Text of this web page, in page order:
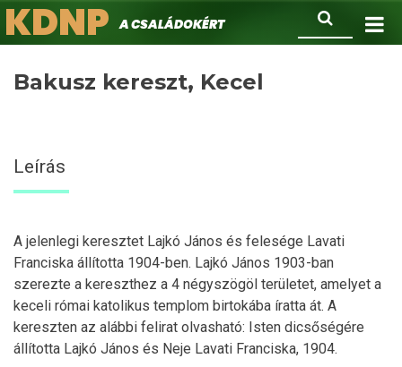
Ugrás
a
Keresés
KDNPA családokért.
Bakusz kereszt, Kecel
Leírás
A jelenlegi keresztet Lajkó János és felesége Lavati
Franciska állította 1904-ben. Lajkó János 1903-ban
szerezte a kereszthez a 4 négyszögöl területet, amelyet a
keceli római katolikus templom birtokába íratta át. A
kereszten az alábbi felirat olvasható: Isten dicsőségére
állította Lajkó János és Neje Lavati Franciska, 1904.